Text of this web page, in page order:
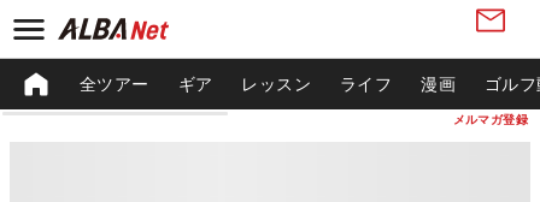
メルマガ登録
全ツアー ギア レッスン ライフ 漫画 ゴル